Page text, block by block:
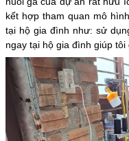
kết hợp tham quan mô
tại hộ gia đình như: sử
ngay tại hộ gia đình giúp